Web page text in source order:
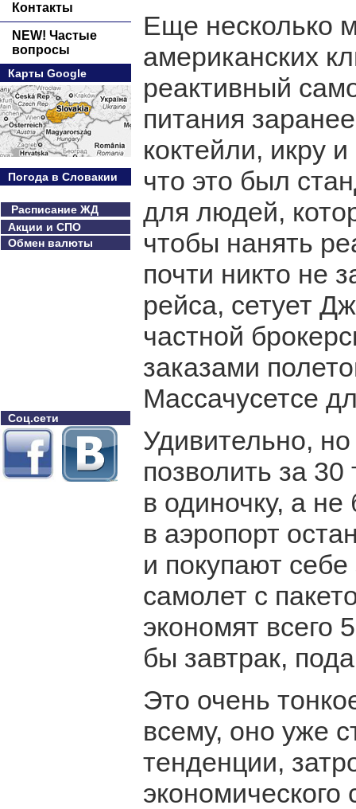
Контакты
NEW! Частые
вопросы
Карты Google
Погода в Словакии
Расписание ЖД
Акции и СПО
Обмен валюты
Соц.сети
Еще несколько
американских
реактивный
питания
коктейли, икру
что это был
для людей,
чтобы нанять
почти никто не
рейса, сетует
частной
заказами
Массачусетсе
Удивительно,
позволить за
в одиночку, а не
в аэропорт
и покупают
самолет с
экономят всего
бы завтрак,
Это очень
всему, оно уже
тенденции,
экономического